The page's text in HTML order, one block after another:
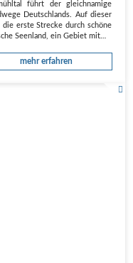
führt der gleichnamige
Deutschlands. Auf dieser
die erste Strecke durch schöne
Seenland, ein Gebiet mit…
mehr erfahren